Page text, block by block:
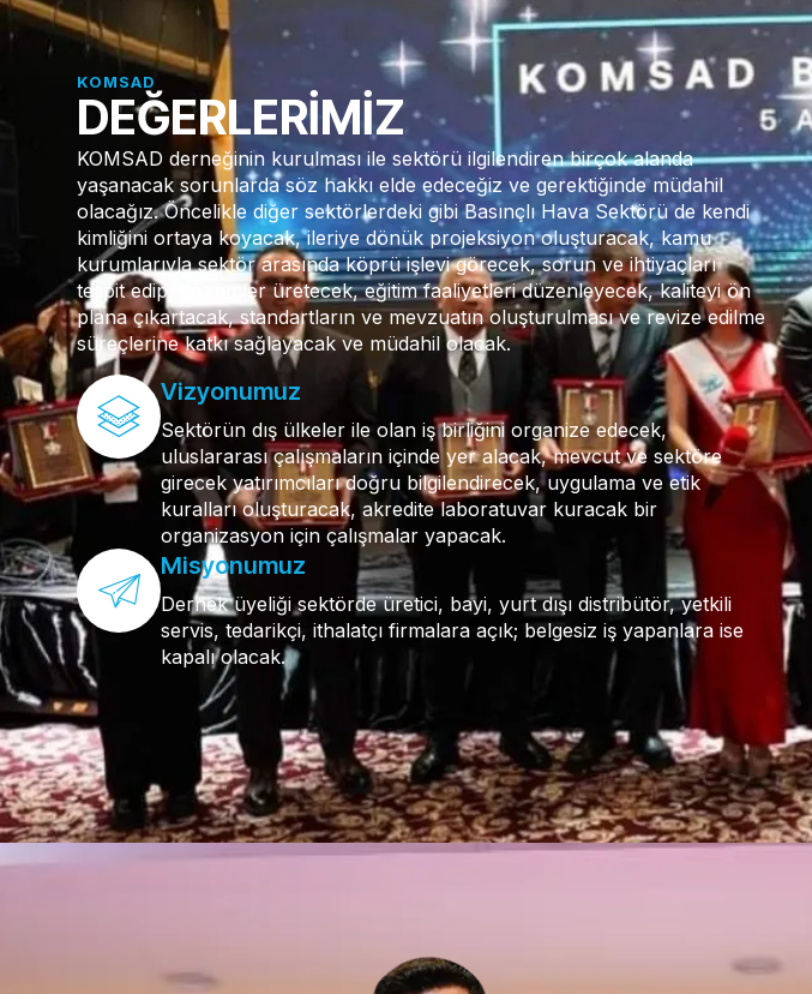
KOMSAD
DEĞERLERİMİZ
KOMSAD derneğinin kurulması ile sektörü ilgilendiren birçok alanda
yaşanacak sorunlarda söz hakkı elde edeceğiz ve gerektiğinde müdahil
olacağız. Öncelikle diğer sektörlerdeki gibi Basınçlı Hava Sektörü de kendi
kimliğini ortaya koyacak, ileriye dönük projeksiyon oluşturacak, kamu
kurumlarıyla sektör arasında köprü işlevi görecek, sorun ve ihtiyaçları
tespit edip, çözümler üretecek, eğitim faaliyetleri düzenleyecek, kaliteyi ön
plana çıkartacak, standartların ve mevzuatın oluşturulması ve revize edilme
süreçlerine katkı sağlayacak ve müdahil olacak.
Vizyonumuz
Sektörün dış ülkeler ile olan iş birliğini organize edecek,
uluslararası çalışmaların içinde yer alacak, mevcut ve sektöre
girecek yatırımcıları doğru bilgilendirecek, uygulama ve etik
kuralları oluşturacak, akredite laboratuvar kuracak bir
organizasyon için çalışmalar yapacak.
Misyonumuz
Dernek üyeliği sektörde üretici, bayi, yurt dışı distribütör, yetkili
servis, tedarikçi, ithalatçı firmalara açık; belgesiz iş yapanlara ise
kapalı olacak.